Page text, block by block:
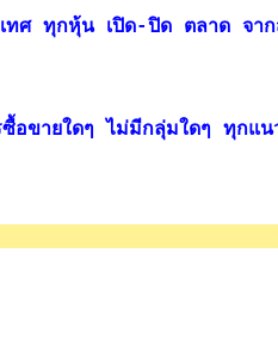
ทศ ทุกหุ้น เปิด-ปิด ตลาด จาก
ขายใดๆ ไม่มีกลุ่มใดๆ ทุกแน